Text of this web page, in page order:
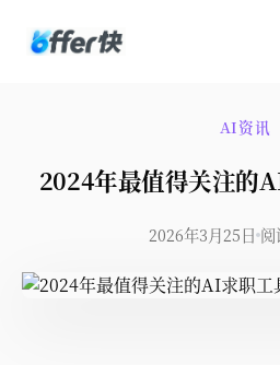
AI资讯
2024年最值得关注的
2026年3月25日